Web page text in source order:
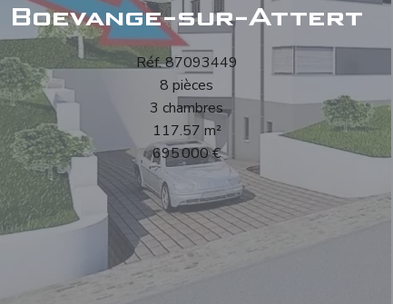
Boevange-sur-Attert
Réf. 87093449
8 pièces
3 chambres
117.57 m²
695 000 €